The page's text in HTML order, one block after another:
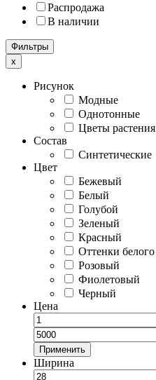
Распродажа
В наличии
Фильтры
x
Рисунок
Модные
Однотонные
Цветы растения
Состав
Синтетические
Цвет
Бежевый
Белый
Голубой
Зеленый
Красный
Оттенки белого
Розовый
Фиолетовый
Черный
Цена
Применить
Ширина